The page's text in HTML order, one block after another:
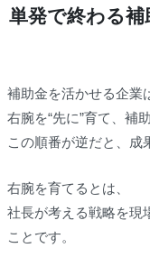
単発で終わる
補助金を活かせる企業
右腕を“先に”育て、補
この順番が逆だと、成
右腕を育てるとは、
社長が考える戦略を現
ことです。